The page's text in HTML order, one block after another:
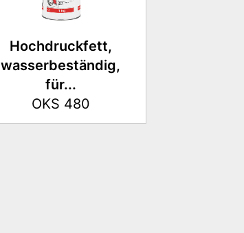
Hochdruckfett,
wasserbeständig,
für...
OKS 480